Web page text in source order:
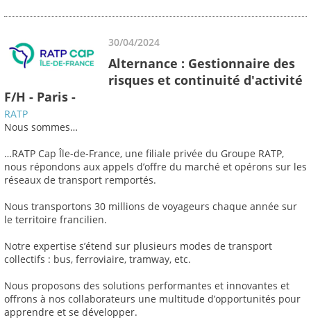
30/04/2024
Alternance : Gestionnaire des
risques et continuité d'activité
F/H - Paris -
RATP
Nous sommes…
…RATP Cap Île-de-France, une filiale privée du Groupe RATP,
nous répondons aux appels d’offre du marché et opérons sur les
réseaux de transport remportés.
Nous transportons 30 millions de voyageurs chaque année sur
le territoire francilien.
Notre expertise s’étend sur plusieurs modes de transport
collectifs : bus, ferroviaire, tramway, etc.
Nous proposons des solutions performantes et innovantes et
offrons à nos collaborateurs une multitude d’opportunités pour
apprendre et se développer.